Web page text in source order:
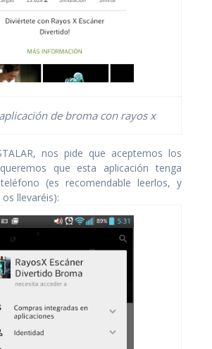
de broma con rayos x
nos pide que aceptemos los
que esta aplicación tenga
(es recomendable leerlos, y
llevaréis):